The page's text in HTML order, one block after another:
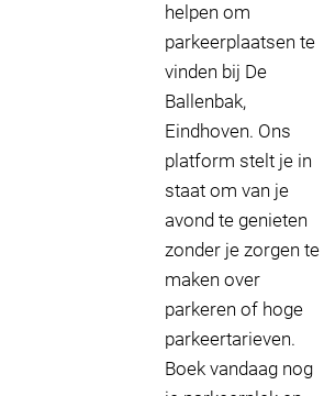
helpen om
parkeerplaatsen te
vinden bij De
Ballenbak,
Eindhoven. Ons
platform stelt je in
staat om van je
avond te genieten
zonder je zorgen te
maken over
parkeren of hoge
parkeertarieven.
Boek vandaag nog